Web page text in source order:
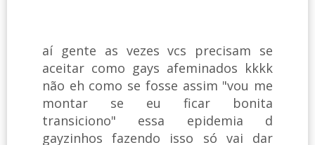
aí gente as vezes vcs precisam se
aceitar como gays afeminados kkkk
não eh como se fosse assim "vou me
montar se eu ficar bonita
transiciono" essa epidemia d
gayzinhos fazendo isso só vai dar